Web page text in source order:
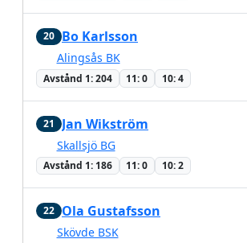
20 Bo Karlsson
Alingsås BK
Avstånd 1: 204 11: 0 10: 4
21 Jan Wikström
Skallsjö BG
Avstånd 1: 186 11: 0 10: 2
22 Ola Gustafsson
Skövde BSK